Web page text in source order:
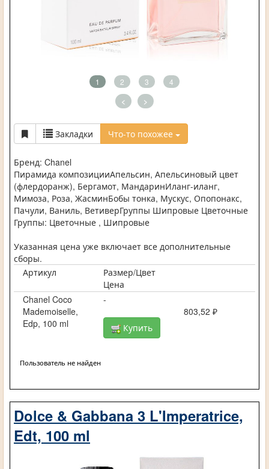
1 2 3 4
< >
Закладки Что-то похожее
Бренд: Chanel
Пирамида композицииАпельсин, Апельсиновый цвет
(флердоранж), Бергамот, МандаринИланг-иланг,
Мимоза, Роза, ЖасминБобы тонка, Мускус, Опопонакс,
Пачули, Ваниль, ВетиверГруппы Шипровые Цветочные
Группы: Цветочные , Шипровые
Указанная цена уже включает все дополнительные
сборы.
Артикул
Размер/Цвет
Цена
Chanel Coco
Mademoiselle,
Edp, 100 ml
-
803,52 ₽
Купить
Пользователь не найден
Dolce & Gabbana 3 L'Imperatrice,
Edt, 100 ml